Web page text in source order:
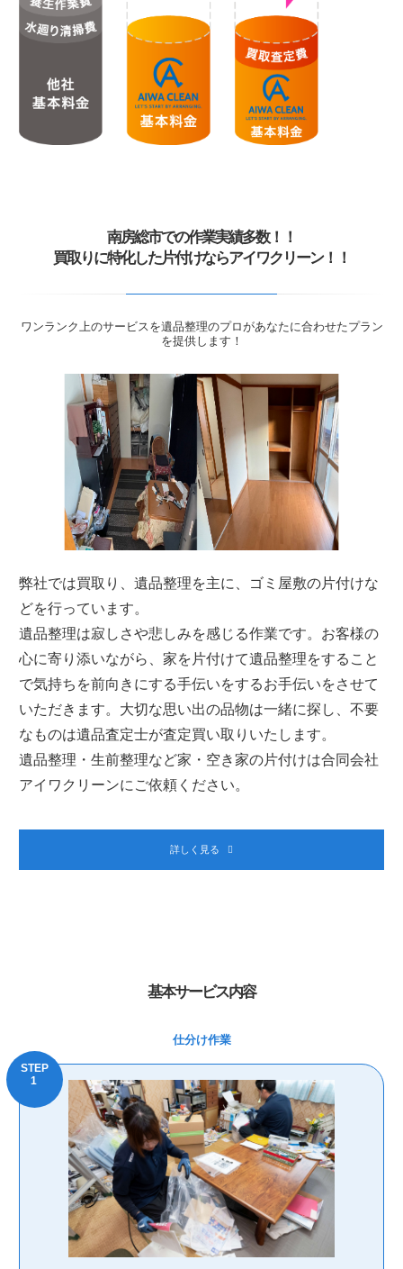
南房総市での作業実績多数！！
買取りに特化した片付けならアイワクリーン！！
ワンランク上のサービスを遺品整理のプロがあなたに合わせたプラン
を提供します！
弊社では買取り、遺品整理を主に、ゴミ屋敷の片付けな
どを行っています。
遺品整理は寂しさや悲しみを感じる作業です。お客様の
心に寄り添いながら、家を片付けて遺品整理をすること
で気持ちを前向きにする手伝いをするお手伝いをさせて
いただきます。大切な思い出の品物は一緒に探し、不要
なものは遺品査定士が査定買い取りいたします。
遺品整理・生前整理など家・空き家の片付けは合同会社
アイワクリーンにご依頼ください。
詳しく見る
基本サービス内容
仕分け作業